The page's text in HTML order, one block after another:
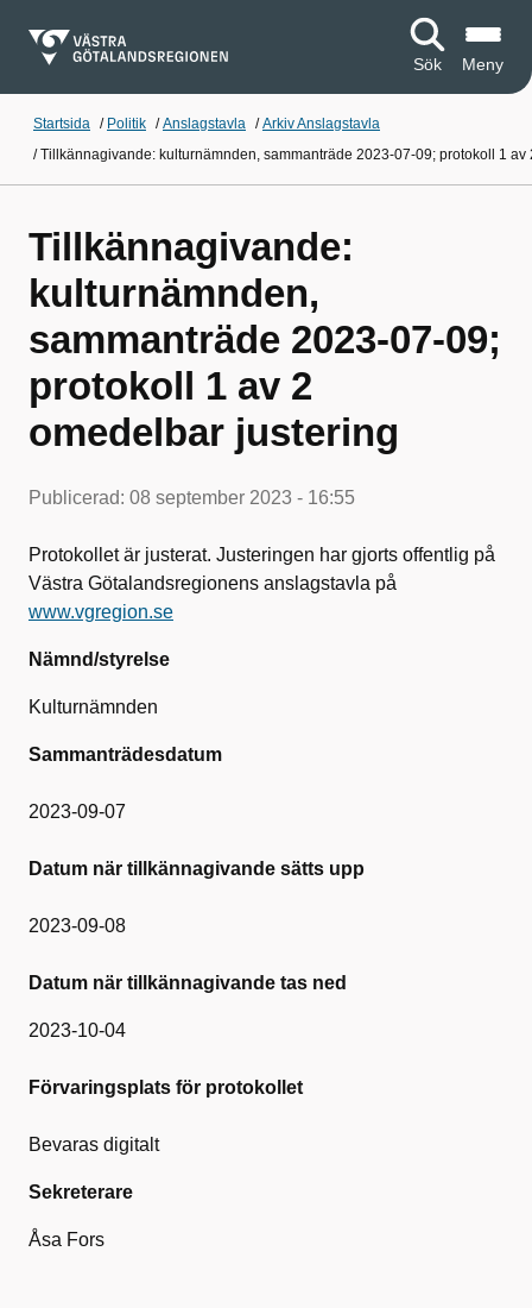
Sök Meny
Startsida / Politik /Anslagstavla /Arkiv Anslagstavla
/Tillkännagivande: kulturnämnden, sammanträde 2023-07-09; protokoll 1
Tillkännagivande:
kulturnämnden,
sammanträde 2023-07-09;
protokoll 1 av 2
omedelbar justering
Publicerad: 08 september 2023 - 16:55
Protokollet är justerat. Justeringen har gjorts offentlig på
Västra Götalandsregionens anslagstavla på
www.vgregion.se
Nämnd/styrelse
Kulturnämnden
Sammanträdesdatum
2023-09-07
Datum när tillkännagivande sätts upp
2023-09-08
Datum när tillkännagivande tas ned
2023-10-04
Förvaringsplats för protokollet
Bevaras digitalt
Sekreterare
Åsa Fors